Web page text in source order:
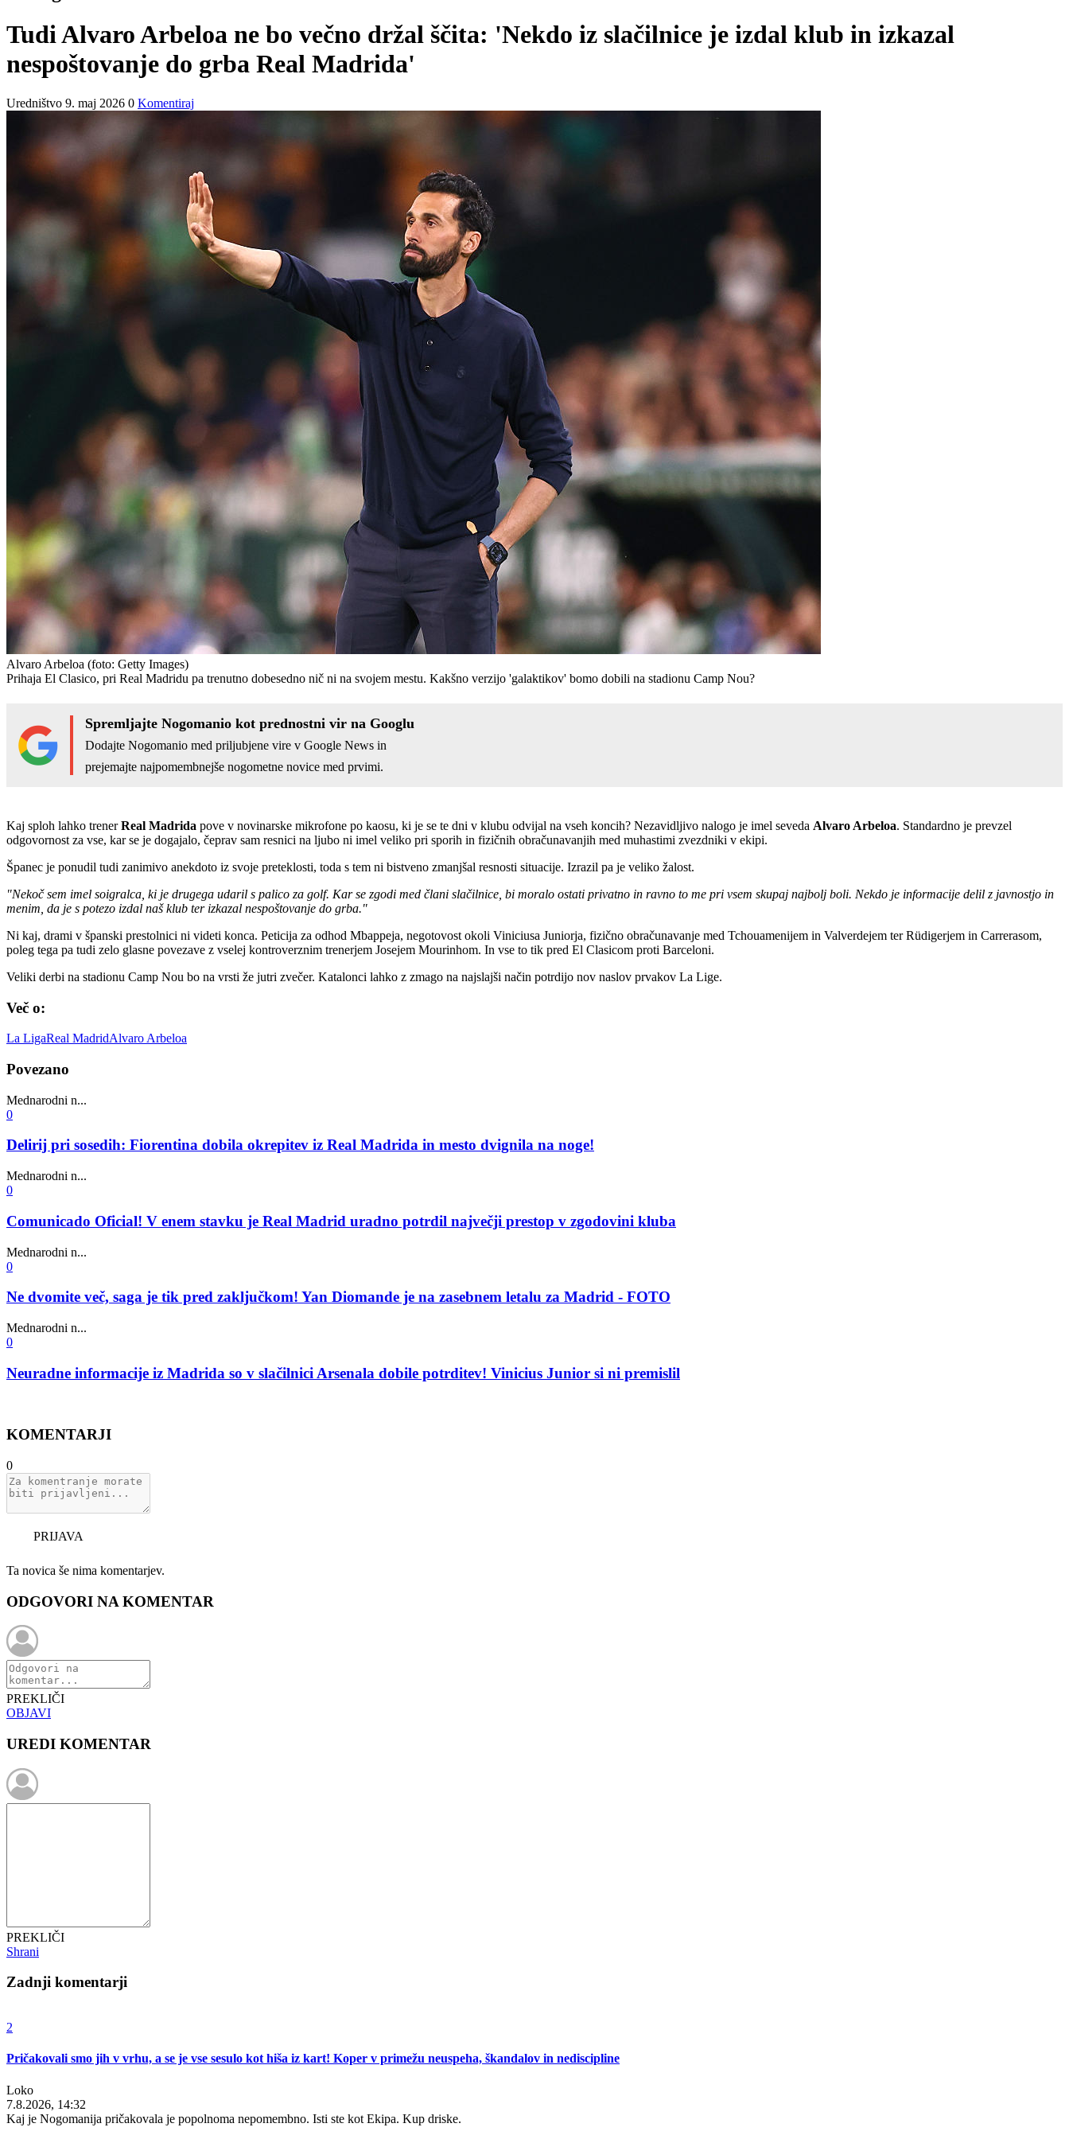
Tudi Alvaro Arbeloa ne bo večno držal ščita: 'Nekdo iz slačilnice je izdal klub in izkazal
nespoštovanje do grba Real Madrida'
Uredništvo 9. maj 2026 0 Komentiraj
Alvaro Arbeloa (foto: Getty Images)
Prihaja El Clasico, pri Real Madridu pa trenutno dobesedno nič ni na svojem mestu. Kakšno verzijo 'galaktikov' bomo dobili na stadionu Camp Nou?
Spremljajte Nogomanio kot prednostni vir na Googlu
Dodajte Nogomanio med priljubjene vire v Google News in
prejemajte najpomembnejše nogometne novice med prvimi.
Kaj sploh lahko trenerReal Madrida pove v novinarske mikrofone po kaosu, ki je se te dni v klubu odvijal na vseh koncih? Nezavidljivo nalogo je imel seveda Alvaro Arbeloa. Standardno je prevzel
odgovornost za vse, kar se je dogajalo, čeprav sam resnici na ljubo ni imel veliko pri sporih in fizičnih obračunavanjih med muhastimi zvezdniki v ekipi.
Španec je ponudil tudi zanimivo anekdoto iz svoje preteklosti, toda s tem ni bistveno zmanjšal resnosti situacije. Izrazil pa je veliko žalost.
"Nekoč sem imel soigralca, ki je drugega udaril s palico za golf. Kar se zgodi med člani slačilnice, bi moralo ostati privatno in ravno to me pri vsem skupaj najbolj boli. Nekdo je informacije delil z javnostjo in
menim, da je s potezo izdal naš klub ter izkazal nespoštovanje do grba."
Ni kaj, drami v španski prestolnici ni videti konca. Peticija za odhod Mbappeja, negotovost okoli Viniciusa Juniorja, fizično obračunavanje med Tchouamenijem in Valverdejem ter Rüdigerjem in Carrerasom,
poleg tega pa tudi zelo glasne povezave z vselej kontroverznim trenerjem Josejem Mourinhom. In vse to tik pred El Clasicom proti Barceloni.
Veliki derbi na stadionu Camp Nou bo na vrsti že jutri zvečer. Katalonci lahko z zmago na najslajši način potrdijo nov naslov prvakov La Lige.
Več o:
La LigaReal MadridAlvaro Arbeloa
Povezano
Mednarodni n...
0
Delirij pri sosedih: Fiorentina dobila okrepitev iz Real Madrida in mesto dvignila na noge!
Mednarodni n...
0
Comunicado Oficial! V enem stavku je Real Madrid uradno potrdil največji prestop v zgodovini kluba
Mednarodni n...
0
Ne dvomite več, saga je tik pred zaključkom! Yan Diomande je na zasebnem letalu za Madrid - FOTO
Mednarodni n...
0
Neuradne informacije iz Madrida so v slačilnici Arsenala dobile potrditev! Vinicius Junior si ni premislil
KOMENTARJI
0
PRIJAVA
Ta novica še nima komentarjev.
ODGOVORI NA KOMENTAR
PREKLIČI
OBJAVI
UREDI KOMENTAR
PREKLIČI
Shrani
Zadnji komentarji
2
Pričakovali smo jih v vrhu, a se je vse sesulo kot hiša iz kart! Koper v primežu neuspeha, škandalov in nediscipline
Loko
7.8.2026, 14:32
Kaj je Nogomanija pričakovala je popolnoma nepomembno. Isti ste kot Ekipa. Kup driske.